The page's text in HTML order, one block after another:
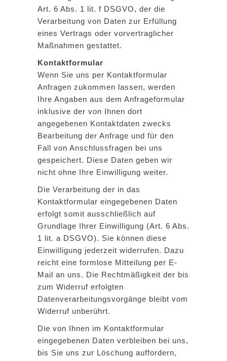
Art. 6 Abs. 1 lit. f DSGVO, der die
Verarbeitung von Daten zur Erfüllung
eines Vertrags oder vorvertraglicher
Maßnahmen gestattet.
Kontaktformular
Wenn Sie uns per Kontaktformular
Anfragen zukommen lassen, werden
Ihre Angaben aus dem Anfrageformular
inklusive der von Ihnen dort
angegebenen Kontaktdaten zwecks
Bearbeitung der Anfrage und für den
Fall von Anschlussfragen bei uns
gespeichert. Diese Daten geben wir
nicht ohne Ihre Einwilligung weiter.
Die Verarbeitung der in das
Kontaktformular eingegebenen Daten
erfolgt somit ausschließlich auf
Grundlage Ihrer Einwilligung (Art. 6 Abs.
1 lit. a DSGVO). Sie können diese
Einwilligung jederzeit widerrufen. Dazu
reicht eine formlose Mitteilung per E-
Mail an uns. Die Rechtmäßigkeit der bis
zum Widerruf erfolgten
Datenverarbeitungsvorgänge bleibt vom
Widerruf unberührt.
Die von Ihnen im Kontaktformular
eingegebenen Daten verbleiben bei uns,
bis Sie uns zur Löschung auffordern,